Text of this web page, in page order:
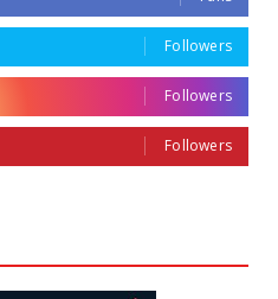
Followers
Followers
Followers